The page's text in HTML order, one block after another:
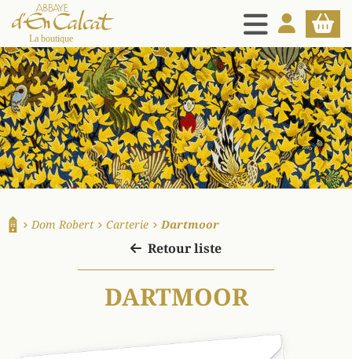
MENU
La boutique d'en Calcat
MON PANIER
Dom Robert Carterie Dartmoor
Retour liste
DARTMOOR